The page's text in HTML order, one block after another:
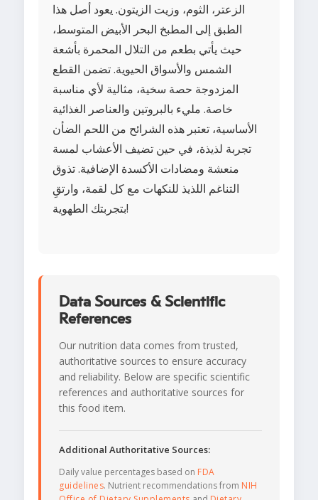
الزعتر، الثوم، وزيت الزيتون. يعود أصل هذا
الطبق إلى المطبخ البحر الأبيض المتوسط،
حيث يأتي بطعم من التلال المحمرة بأشعة
الشمس والأسواق الحيوية. تضمن القطع
المزدوجة حصة سخية، مثالية لأي مناسبة
خاصة. مليء بالبروتين والعناصر الغذائية
الأساسية، تعتبر هذه الشرائح من اللحم الضأن
تجربة لذيذة، في حين تضيف الأعشاب لمسة
منعشة ومضادات الأكسدة الإضافية. تذوق
التناغم اللذيذ للنكهات مع كل لقمة، وارتقِ
بتجربتك الطهوية!
Data Sources & Scientific
References
Our nutrition data comes from trusted,
authoritative sources to ensure accuracy
and reliability. Below are specific scientific
references and authoritative sources for
this food item.
Additional Authoritative Sources:
Daily value percentages based on FDA
guidelines. Nutrient recommendations from NIH